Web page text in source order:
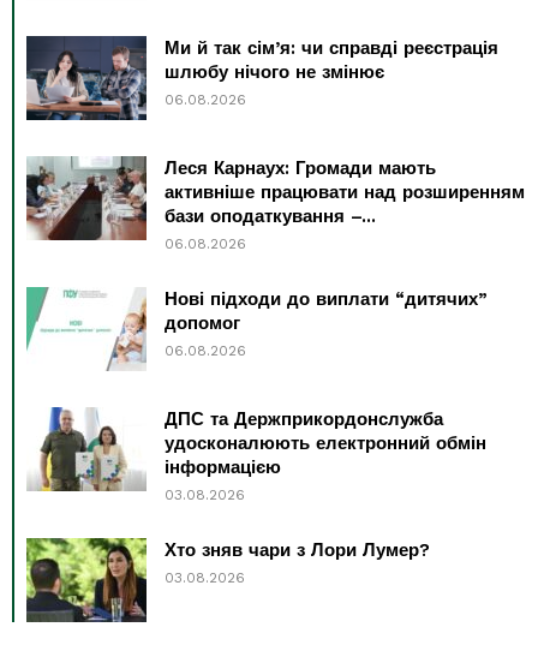
Ми й так сім’я: чи справді реєстрація
шлюбу нічого не змінює
06.08.2026
Леся Карнаух: Громади мають
активніше працювати над розширенням
бази оподаткування –...
06.08.2026
Нові підходи до виплати “дитячих”
допомог
06.08.2026
ДПС та Держприкордонслужба
удосконалюють електронний обмін
інформацією
03.08.2026
Хто зняв чари з Лори Лумер?
03.08.2026